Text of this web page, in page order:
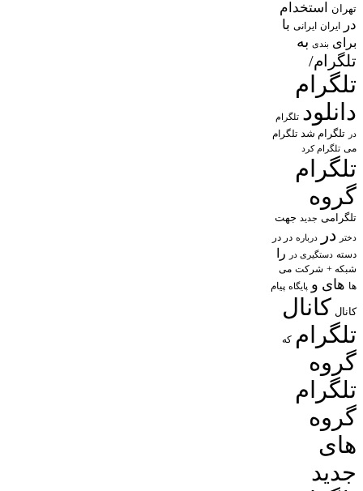
تهران
استخدام
در
ایران ایرانی با
برای بندی به
تلگرام/
تلگرام
دانلود تلگرام
در تلگرام شد تلگرام
می تلگرام کرد
تلگرام
گروه
تلگرامی جدید جهت
دختر در درباره در در
دسته دستگیری در را
شبکه + شرکت می
ها های و پایگاه پیام
کانال کانال
تلگرام که
گروه
تلگرام
گروه
های
جدید